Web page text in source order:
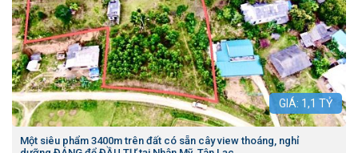
GIÁ: 1,1 TỶ
Một siêu phẩm 3400m trên đất có sẵn cây view thoáng, nghỉ